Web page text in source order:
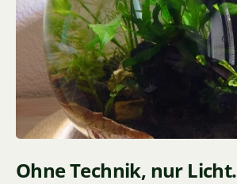
Ohne Technik, nur Licht.